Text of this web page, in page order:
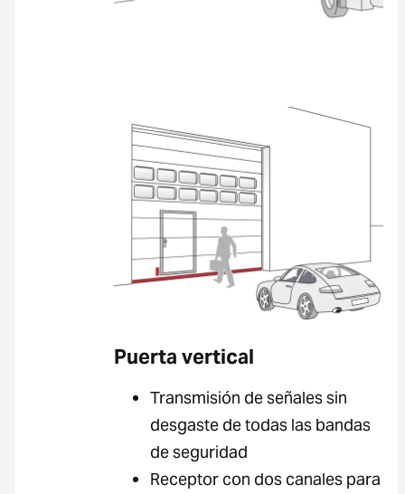
Puerta vertical
Transmisión de señales sin
desgaste de todas las bandas
de seguridad
Receptor con dos canales para